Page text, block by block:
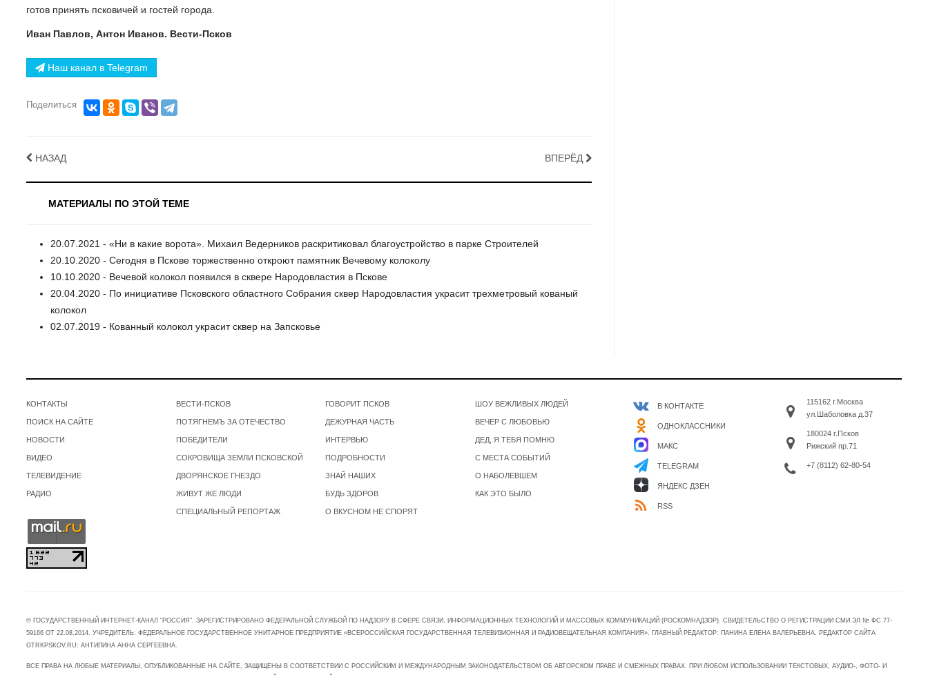
готов принять псковичей и гостей города.
Иван Павлов, Антон Иванов. Вести-Псков
Наш канал в Telegram
Поделиться
НАЗАД ВПЕРЁД
МАТЕРИАЛЫ ПО ЭТОЙ ТЕМЕ
20.07.2021 - «Ни в какие ворота». Михаил Ведерников раскритиковал благоустройство в парке Строителей
20.10.2020 - Сегодня в Пскове торжественно откроют памятник Вечевому колоколу
10.10.2020 - Вечевой колокол появился в сквере Народовластия в Пскове
20.04.2020 - По инициативе Псковского областного Собрания сквер Народовластия украсит трехметровый кованый
колокол
02.07.2019 - Кованный колокол украсит сквер на Запсковье
КОНТАКТЫ
ПОИСК НА САЙТЕ
НОВОСТИ
ВИДЕО
ТЕЛЕВИДЕНИЕ
РАДИО
ВЕСТИ-ПСКОВ
ПОТЯГНЕМЪ ЗА ОТЕЧЕСТВО
ПОБЕДИТЕЛИ
СОКРОВИЩА ЗЕМЛИ ПСКОВСКОЙ
ДВОРЯНСКОЕ ГНЕЗДО
ЖИВУТ ЖЕ ЛЮДИ
СПЕЦИАЛЬНЫЙ РЕПОРТАЖ
ГОВОРИТ ПСКОВ
ДЕЖУРНАЯ ЧАСТЬ
ИНТЕРВЬЮ
ПОДРОБНОСТИ
ЗНАЙ НАШИХ
БУДЬ ЗДОРОВ
О ВКУСНОМ НЕ СПОРЯТ
ШОУ ВЕЖЛИВЫХ ЛЮДЕЙ
ВЕЧЕР С ЛЮБОВЬЮ
ДЕД, Я ТЕБЯ ПОМНЮ
С МЕСТА СОБЫТИЙ
О НАБОЛЕВШЕМ
КАК ЭТО БЫЛО
В КОНТАКТЕ
ОДНОКЛАССНИКИ
МАКС
TELEGRAM
ЯНДЕКС ДЗЕН
RSS
115162 г.Москва
ул.Шаболовка д.37
180024 г.Псков
Рижский пр.71
+7 (8112) 62-80-54
© ГОСУДАРСТВЕННЫЙ ИНТЕРНЕТ-КАНАЛ "РОССИЯ". ЗАРЕГИСТРИРОВАНО ФЕДЕРАЛЬНОЙ СЛУЖБОЙ ПО НАДЗОРУ В СФЕРЕ СВЯЗИ, ИНФОРМАЦИОННЫХ ТЕХНОЛОГИЙ И МАССОВЫХ КОММУНИКАЦИЙ (РОСКОМНАДЗОР). СВИДЕТЕЛЬСТВО О РЕГИСТРАЦИИ СМИ ЭЛ № ФС 77-
59166 ОТ 22.08.2014. УЧРЕДИТЕЛЬ: ФЕДЕРАЛЬНОЕ ГОСУДАРСТВЕННОЕ УНИТАРНОЕ ПРЕДПРИЯТИЕ «ВСЕРОССИЙСКАЯ ГОСУДАРСТВЕННАЯ ТЕЛЕВИЗИОННАЯ И РАДИОВЕЩАТЕЛЬНАЯ КОМПАНИЯ». ГЛАВНЫЙ РЕДАКТОР: ПАНИНА ЕЛЕНА ВАЛЕРЬЕВНА. РЕДАКТОР САЙТА
GTRKPSKOV.RU: АНТИПИНА АННА СЕРГЕЕВНА.
ВСЕ ПРАВА НА ЛЮБЫЕ МАТЕРИАЛЫ, ОПУБЛИКОВАННЫЕ НА САЙТЕ, ЗАЩИЩЕНЫ В СООТВЕТСТВИИ С РОССИЙСКИМ И МЕЖДУНАРОДНЫМ ЗАКОНОДАТЕЛЬСТВОМ ОБ АВТОРСКОМ ПРАВЕ И СМЕЖНЫХ ПРАВАХ. ПРИ ЛЮБОМ ИСПОЛЬЗОВАНИИ ТЕКСТОВЫХ, АУДИО-, ФОТО- И